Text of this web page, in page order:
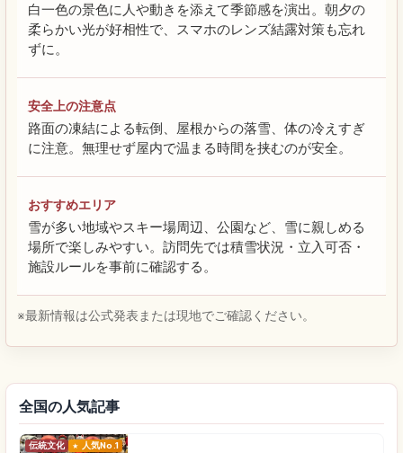
白一色の景色に人や動きを添えて季節感を演出。朝夕の
柔らかい光が好相性で、スマホのレンズ結露対策も忘れ
ずに。
安全上の注意点
路面の凍結による転倒、屋根からの落雪、体の冷えすぎ
に注意。無理せず屋内で温まる時間を挟むのが安全。
おすすめエリア
雪が多い地域やスキー場周辺、公園など、雪に親しめる
場所で楽しみやすい。訪問先では積雪状況・立入可否・
施設ルールを事前に確認する。
※最新情報は公式発表または現地でご確認ください。
全国の人気記事
伝統文化 人気No.1